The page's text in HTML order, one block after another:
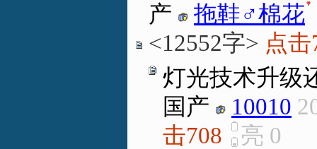
产
拖鞋♂棉花.
<12552字> 点击
灯光技术升级
国产
10010
击708
亮 0